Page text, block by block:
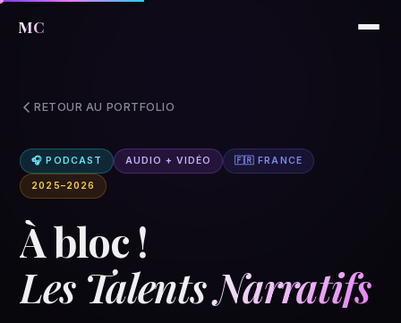
MC
RETOUR AU PORTFOLIO
🎧 PODCAST AUDIO + VIDÉO 🇫🇷 FRANCE
2025–2026
À bloc !
Les Talents Narratifs